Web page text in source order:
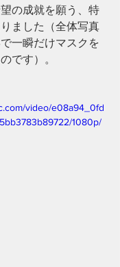
の成就を願う、特
ました（全体写真
一瞬だけマスクを
です）。
video/e08a94_0fd
1080p/